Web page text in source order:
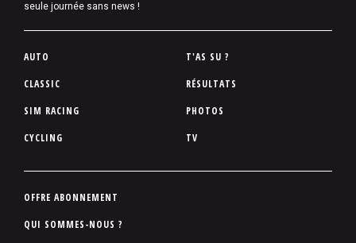
seule journée sans news !
P
d
d
p
e
AUTO
CLASSIC
SIM RACING
CYCLING
T'AS SU ?
RÉSULTATS
PHOTOS
TV
P
OFFRE ABONNEMENT
QUI SOMMES-NOUS ?